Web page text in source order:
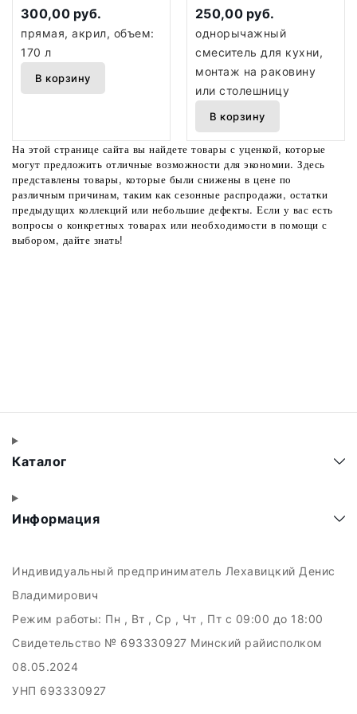
300,00 руб.
прямая, акрил, объем:
170 л
В корзину
250,00 руб.
однорычажный
смеситель для кухни,
монтаж на раковину
или столешницу
В корзину
На этой странице сайта вы найдете товары с уценкой, которые
могут предложить отличные возможности для экономии. Здесь
представлены товары, которые были снижены в цене по
различным причинам, таким как сезонные распродажи, остатки
предыдущих коллекций или небольшие дефекты. Если у вас есть
вопросы о конкретных товарах или необходимости в помощи с
выбором, дайте знать!
Каталог
Информация
Индивидуальный предприниматель Лехавицкий Денис
Владимирович
Режим работы: Пн , Вт , Ср , Чт , Пт c 09:00 до 18:00
Свидетельство № 693330927 Минский райисполком
08.05.2024
УНП 693330927